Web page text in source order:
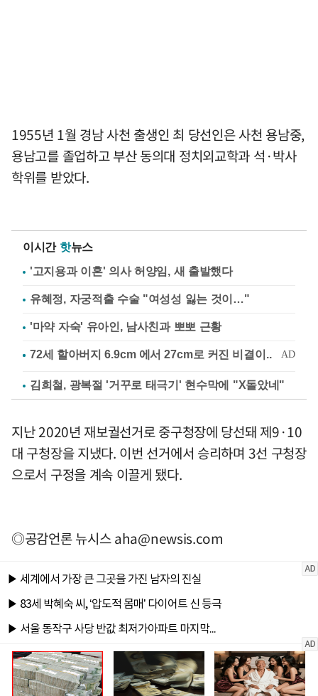
1955년 1월 경남 사천 출생인 최 당선인은 사천 용남중,
용남고를 졸업하고 부산 동의대 정치외교학과 석·박사
학위를 받았다.
이시간 핫뉴스
'고지용과 이혼' 의사 허양임, 새 출발했다
유혜정, 자궁적출 수술 "여성성 잃는 것이…"
'마약 자숙' 유아인, 남사친과 뽀뽀 근황
김희철, 광복절 '거꾸로 태극기' 현수막에 "X돌았네"
지난 2020년 재보궐선거로 중구청장에 당선돼 제9·10
대 구청장을 지냈다. 이번 선거에서 승리하며 3선 구청장
으로서 구정을 계속 이끌게 됐다.
◎공감언론 뉴시스aha@newsis.com